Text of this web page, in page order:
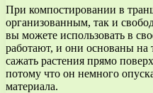
При компостировании в
организованным, так и
вы можете использовать в
работают, и они основаны на
сажать растения прямо
потому что он немного
материала.